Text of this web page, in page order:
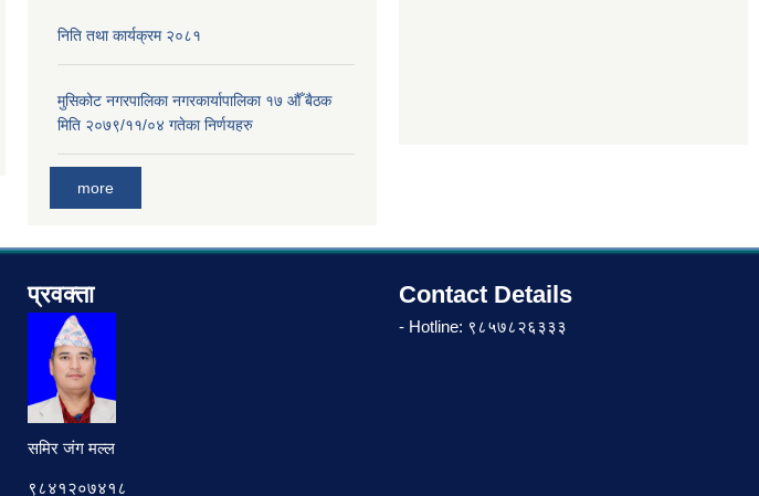
निति तथा कार्यक्रम २०८१
मुसिकोट नगरपालिका नगरकार्यापालिका १७ औँ बैठक
मिति २०७९/११/०४ गतेका निर्णयहरु
more
प्रवक्ता
समिर जंग मल्ल
९८४१२०७४१८
Contact Details
- Hotline: ९८५७८२६३३३